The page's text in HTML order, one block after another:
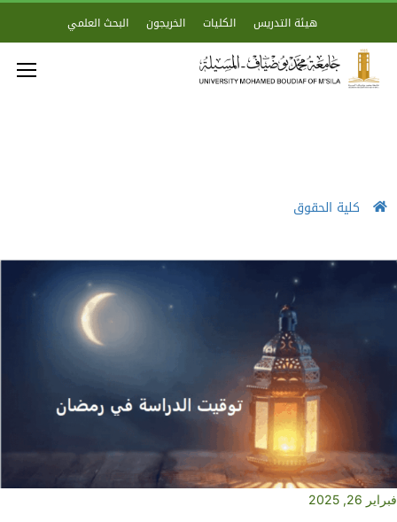
هيئة التدريس الكليات الخريجون البحث العلمي
كلية الحقوق
فبراير 26, 2025